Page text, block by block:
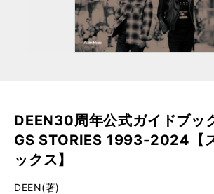
DEEN30周年公式ガイドブ
GS STORIES 1993-2024【
ックス】
DEEN(著)